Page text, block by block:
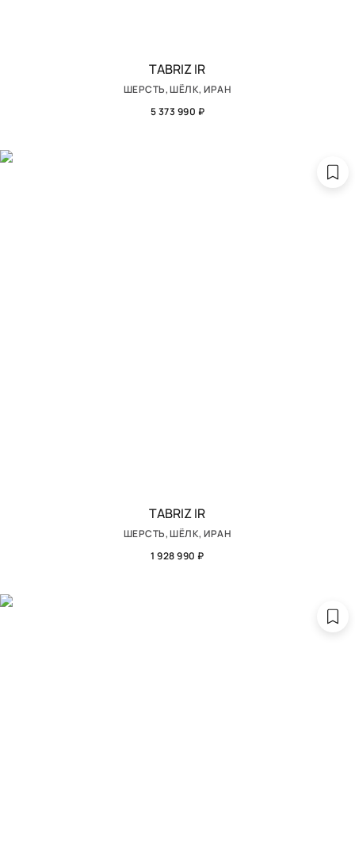
TABRIZ IR
ШЕРСТЬ, ШЁЛК, ИРАН
5 373 990 ₽
TABRIZ IR
ШЕРСТЬ, ШЁЛК, ИРАН
1 928 990 ₽